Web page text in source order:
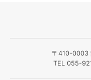
〒410-0003
TEL 055-